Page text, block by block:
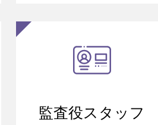
監査役スタッフ